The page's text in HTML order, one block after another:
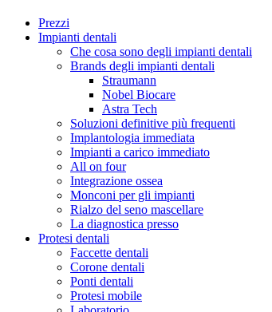
Prezzi
Impianti dentali
Che cosa sono degli impianti dentali
Brands degli impianti dentali
Straumann
Nobel Biocare
Astra Tech
Soluzioni definitive più frequenti
Implantologia immediata
Impianti a carico immediato
All on four
Integrazione ossea
Monconi per gli impianti
Rialzo del seno mascellare
La diagnostica presso
Protesi dentali
Faccette dentali
Corone dentali
Ponti dentali
Protesi mobile